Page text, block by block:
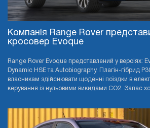
Компанія Range Rover
кросовер Evoque
Range Rover Evoque представлений у версіях:
Dynamic HSE та Autobiography. Плагін-гібрид
власникам здійснювати щоденні поїздки в
керування із нульовими викидами CO2. Запас